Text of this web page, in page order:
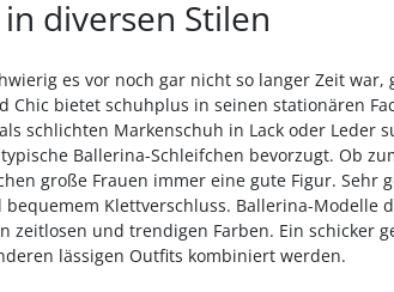
diversen Stilen
es vor noch gar nicht so langer Zeit war,
Chic bietet schuhplus in seinen stationären
schlichten Markenschuh in Lack oder Leder
Ballerina-Schleifchen bevorzugt. Ob
große Frauen immer eine gute Figur. Sehr
Klettverschluss. Ballerina-Modelle
zeitlosen und trendigen Farben. Ein schicker
lässigen Outfits kombiniert werden.